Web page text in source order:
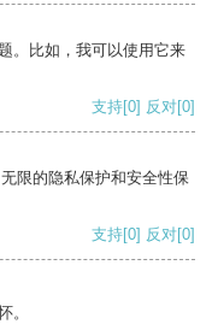
。比如，我可以使用它来
支持[0] 反对[0]
限的隐私保护和安全性保
支持[0] 反对[0]
。